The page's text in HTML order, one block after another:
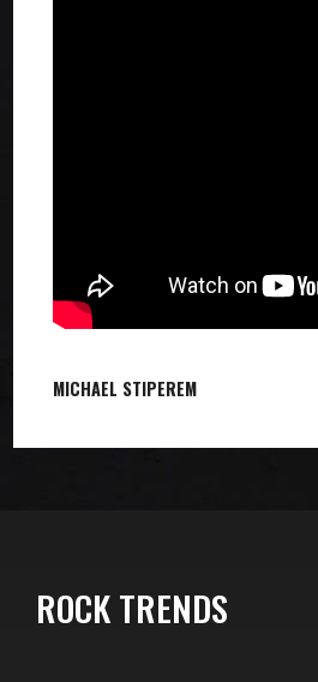
MICHAEL STIPEREM
ROCK TRENDS